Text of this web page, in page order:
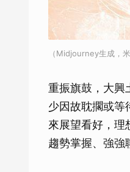
（Midjourney生成，
重振旗鼓，大興
少因故耽擱或等
來展望看好，理
趨勢掌握、強強